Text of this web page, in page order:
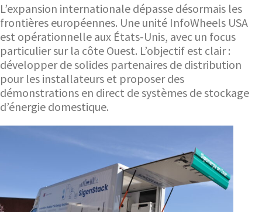
L’expansion internationale dépasse désormais les
frontières européennes. Une unité InfoWheels USA
est opérationnelle aux États-Unis, avec un focus
particulier sur la côte Ouest. L’objectif est clair :
développer de solides partenaires de distribution
pour les installateurs et proposer des
démonstrations en direct de systèmes de stockage
d’énergie domestique.